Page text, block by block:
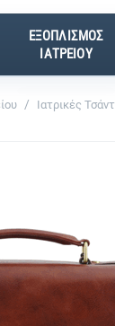
ΕΞΟΠΛΙΣΜΟΣ
ΙΑΤΡΕΙΟΥ
/ Ιατρικές